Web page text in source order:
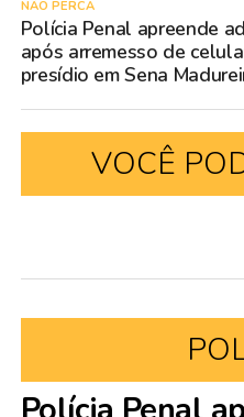
NÃO PERCA
Polícia Penal apreende
após arremesso de
presídio em Sena
VOCÊ